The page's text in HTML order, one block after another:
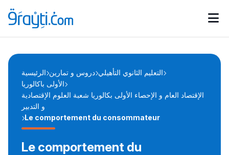
Catégories
d'actualités
Annonces bourses
الرئيسية دروس و تمارين التعليم الثانوي التأهيلي
الأولى باكالوريا
الإقتصاد العام و الإحصاء الأولى بكالوريا شعبة العلوم الإقتصادية
و التدبير
Le comportement du consommateur
Le comportement du